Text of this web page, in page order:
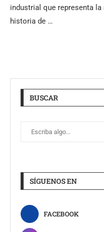
industrial que representa
historia de …
BUSCAR
SÍGUENOS EN
FACEBOOK